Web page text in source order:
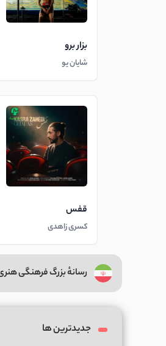
بزار برو
شایان یو
قفس
کسری زاهدی
رسانهٔ بزرگ فرهنگی
جدیدترین ها